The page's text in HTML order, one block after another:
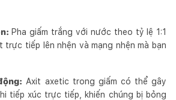
Pha giấm trắng với nước theo tỷ lệ 1:1
trực tiếp lên nhện và mạng nhện mà bạn
Axit axetic trong giấm có thể gây
tiếp xúc trực tiếp, khiến chúng bị bỏng